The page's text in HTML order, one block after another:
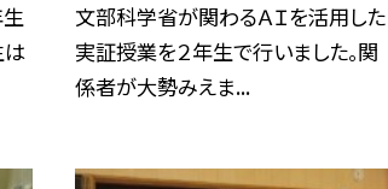
生
は
文部科学省が関わるＡＩを活用した
実証授業を２年生で行いました。関
係者が大勢みえま...